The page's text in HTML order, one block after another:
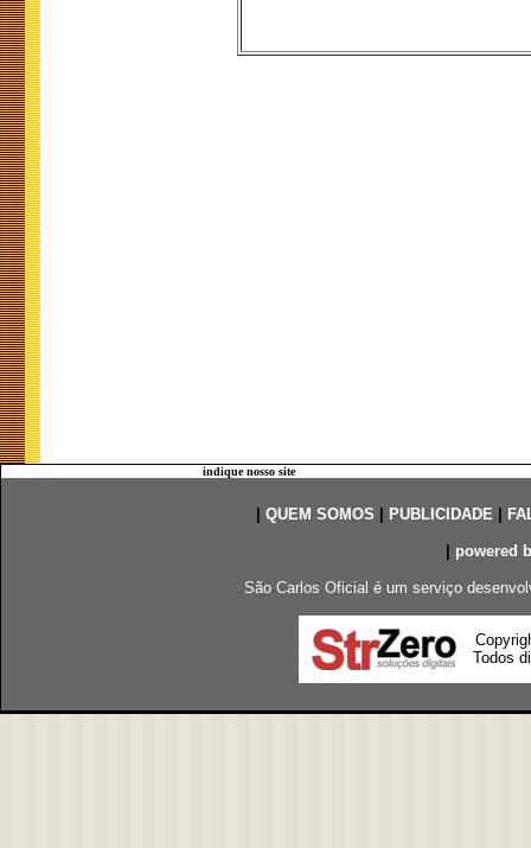
indique nosso site
QUEM SOMOS PUBLICIDADE|
powered
São Carlos Oficial é um serviço
Todos